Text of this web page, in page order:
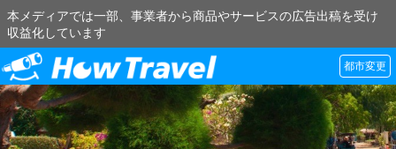
本メディアでは一部、事業者から商品やサービスの広告出稿を受け
収益化しています
都市変更